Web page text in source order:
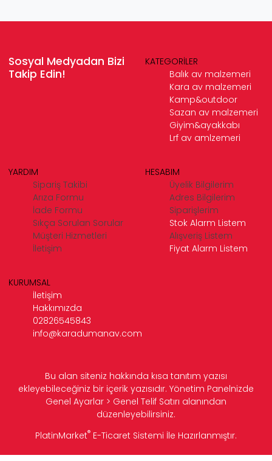
Sosyal Medyadan Bizi
Takip Edin!
KATEGORİLER
Balık av malzemeri
Kara av malzemeri
Kamp&outdoor
Sazan av malzemeri
Giyim&ayakkabı
Lrf av amlzemeri
YARDIM
Sipariş Takibi
Arıza Formu
İade Formu
Sıkça Sorulan Sorular
Müşteri Hizmetleri
İletişim
HESABIM
Üyelik Bilgilerim
Adres Bilgilerim
Siparişlerim
Stok Alarm Listem
Alışveriş Listem
Fiyat Alarm Listem
KURUMSAL
İletişim
Hakkımızda
02826545843
info@karadumanav.com
Bu alan siteniz hakkında kısa tanıtım yazısı
ekleyebileceğiniz bir içerik yazısıdır. Yönetim Panelnizde
Genel Ayarlar > Genel Telif Satırı alanından
düzenleyebilirsiniz.
PlatinMarket® E-Ticaret Sistemi İle Hazırlanmıştır.